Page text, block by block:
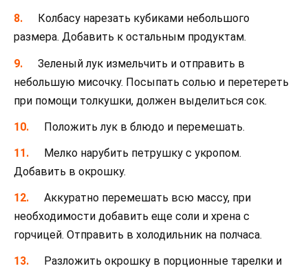
Колбасу нарезать кубиками небольшого
размера. Добавить к остальным продуктам.
Зеленый лук измельчить и отправить в
небольшую мисочку. Посыпать солью и перетереть
при помощи толкушки, должен выделиться сок.
Положить лук в блюдо и перемешать.
Мелко нарубить петрушку с укропом.
Добавить в окрошку.
Аккуратно перемешать всю массу, при
необходимости добавить еще соли и хрена с
горчицей. Отправить в холодильник на полчаса.
Разложить окрошку в порционные тарелки и